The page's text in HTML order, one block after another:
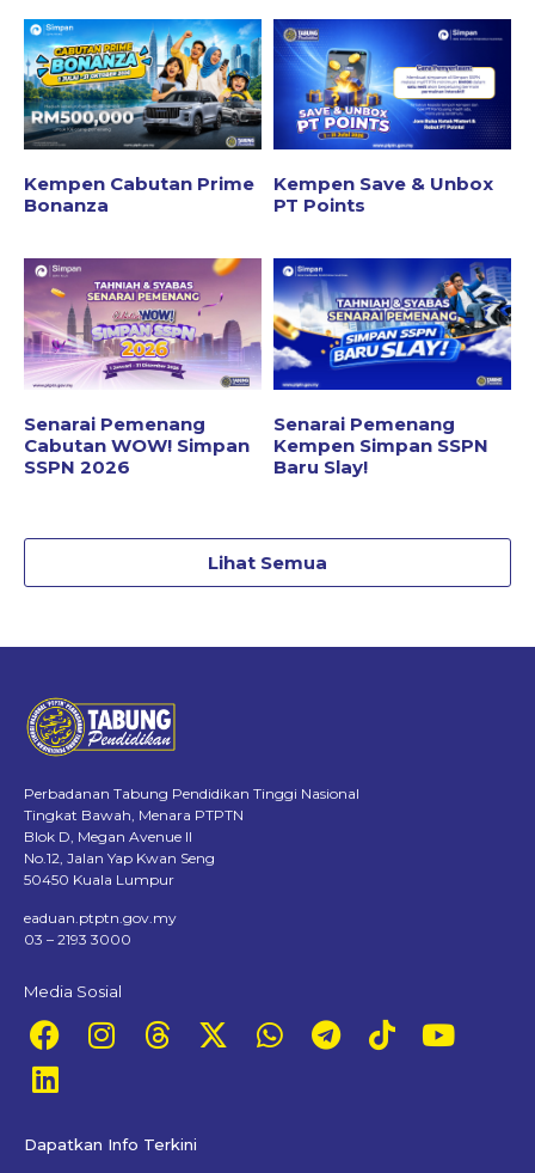
Kempen Cabutan Prime
Bonanza
Kempen Save & Unbox
PT Points
Senarai Pemenang
Cabutan WOW! Simpan
SSPN 2026
Senarai Pemenang
Kempen Simpan SSPN
Baru Slay!
Lihat Semua
Perbadanan Tabung Pendidikan Tinggi Nasional
Tingkat Bawah, Menara PTPTN
Blok D, Megan Avenue II
No.12, Jalan Yap Kwan Seng
50450 Kuala Lumpur
eaduan.ptptn.gov.my
03 – 2193 3000
Media Sosial
Dapatkan Info Terkini